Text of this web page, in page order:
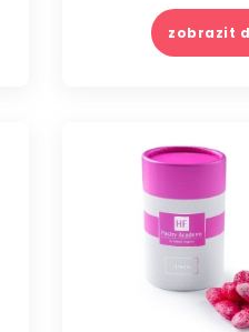
zobrazit